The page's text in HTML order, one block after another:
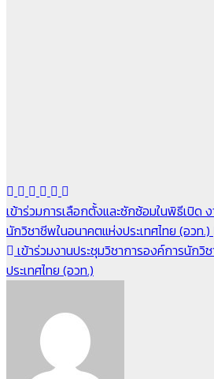
แนะแนว
เรื่อง
เข้าร่วมการเลือกตั้งและซักซ้อมในพิธีเปิด
นักวิชาชีพในอนาคตแห่งประเทศไทย (อวท.)
เข้าร่วมงานประชุมวิชาการองค์การนักวิ
ประเทศไทย (อวท.)